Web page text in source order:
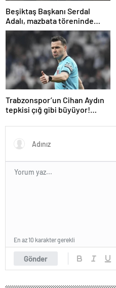
Beşiktaş Başkanı Serdal
Adalı, mazbata töreninde
konuştu: Gün istikrar
Trabzonspor’un Cihan Aydın
tepkisi çığ gibi büyüyor!
Gönder
En az 10 karakter gerekli